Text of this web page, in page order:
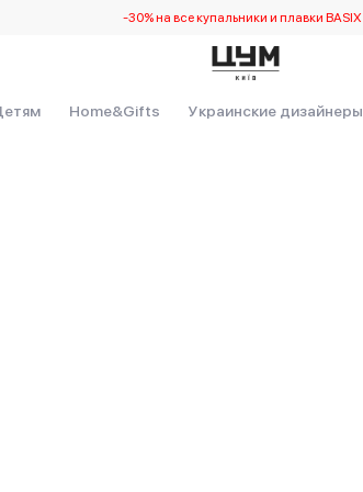
-30% на все купальники и плавки BASIX
Home&Gifts Украинские дизайнеры